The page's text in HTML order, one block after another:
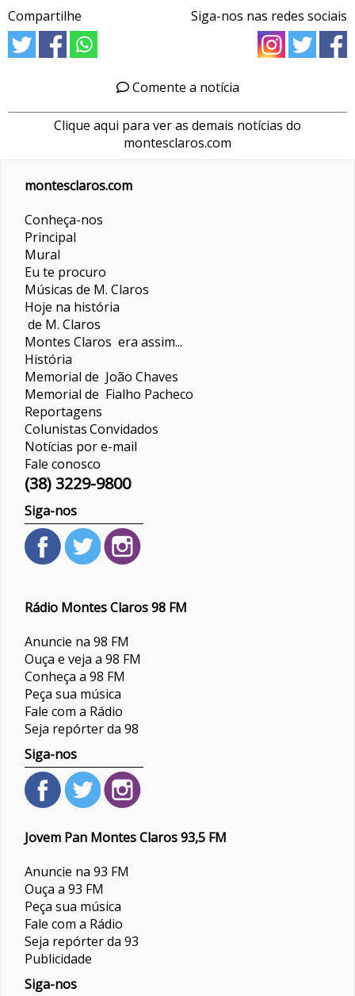
Compartilhe Siga-nos nas redes sociais
Comente a notícia
Clique aqui para ver as demais notícias do
montesclaros.com
montesclaros.com
Conheça-nos
Principal
Mural
Eu te procuro
Músicas de M. Claros
Hoje na história
de M. Claros
Montes Claros era assim...
História
Memorial de João Chaves
Memorial de Fialho Pacheco
Reportagens
ColunistasConvidados
Notícias por e-mail
Fale conosco
(38) 3229-9800
Siga-nos
Rádio Montes Claros 98 FM
Anuncie na 98 FM
Ouça e veja a 98 FM
Conheça a 98 FM
Peça sua música
Fale com a Rádio
Seja repórter da 98
Siga-nos
Jovem Pan Montes Claros 93,5 FM
Anuncie na 93 FM
Ouça a 93 FM
Peça sua música
Fale com a Rádio
Seja repórter da 93
Publicidade
Siga-nos